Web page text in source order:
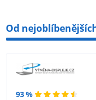
Od
93 %